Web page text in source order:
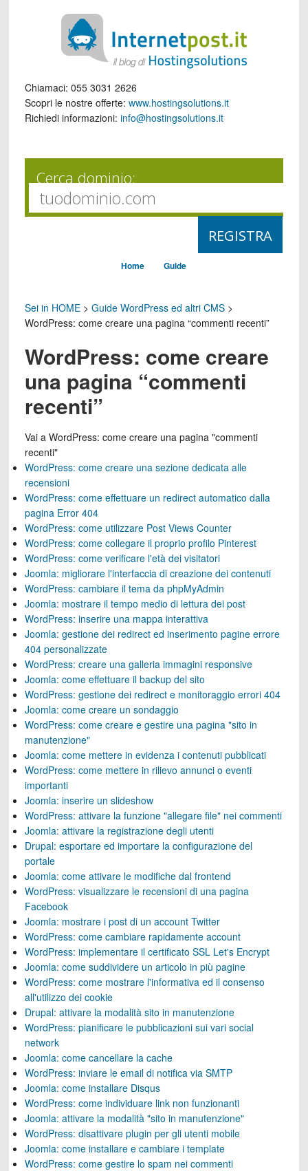
Chiamaci: 055 3031 2626
Scopri le nostre offerte: www.hostingsolutions.it
Richiedi informazioni: info@hostingsolutions.it
Cerca dominio:
Home Guide
Sei in HOME> Guide WordPress ed altri CMS>
WordPress: come creare una pagina “commenti recenti”
WordPress: come creare
una pagina “commenti
recenti”
Vai a WordPress: come creare una pagina "commenti
recenti"
WordPress: come creare una sezione dedicata alle
recensioni
WordPress: come effettuare un redirect automatico dalla
pagina Error 404
WordPress: come utilizzare Post Views Counter
WordPress: come collegare il proprio profilo Pinterest
WordPress: come verificare l'età dei visitatori
Joomla: migliorare l'interfaccia di creazione dei contenuti
WordPress: cambiare il tema da phpMyAdmin
Joomla: mostrare il tempo medio di lettura dei post
WordPress: inserire una mappa interattiva
Joomla: gestione dei redirect ed inserimento pagine errore
404 personalizzate
WordPress: creare una galleria immagini responsive
Joomla: come effettuare il backup del sito
WordPress: gestione dei redirect e monitoraggio errori 404
Joomla: come creare un sondaggio
WordPress: come creare e gestire una pagina "sito in
manutenzione"
Joomla: come mettere in evidenza i contenuti pubblicati
WordPress: come mettere in rilievo annunci o eventi
importanti
Joomla: inserire un slideshow
WordPress: attivare la funzione "allegare file" nei commenti
Joomla: attivare la registrazione degli utenti
Drupal: esportare ed importare la configurazione del
portale
Joomla: come attivare le modifiche dal frontend
WordPress: visualizzare le recensioni di una pagina
Facebook
Joomla: mostrare i post di un account Twitter
WordPress: come cambiare rapidamente account
WordPress: implementare il certificato SSL Let's Encrypt
Joomla: come suddividere un articolo in più pagine
WordPress: come mostrare l'informativa ed il consenso
all'utilizzo dei cookie
Drupal: attivare la modalità sito in manutenzione
WordPress: pianificare le pubblicazioni sui vari social
network
Joomla: come cancellare la cache
WordPress: inviare le email di notifica via SMTP
Joomla: come installare Disqus
WordPress: come individuare link non funzionanti
Joomla: attivare la modalità "sito in manutenzione"
WordPress: disattivare plugin per gli utenti mobile
Joomla: come installare e cambiare i template
WordPress: come gestire lo spam nei commenti